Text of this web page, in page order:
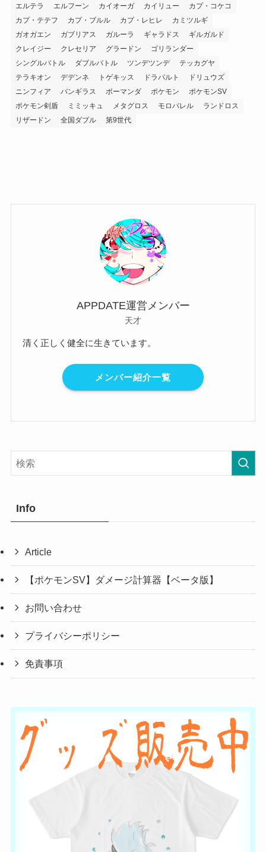
エルテラ
エルフーン カイオーガ カイリュー
カプ・コケコ
カプ・テテフ
カプ・ブルル カプ・レヒレ
カミツルギ
ガオガエン
ガブリアス ガルーラ ギャラドス
ギルガルド
クレイジー
クレセリア グラードン
ゴリランダー
シングルバトル
ダブルバトル ツンデツンデ
テッカグヤ
テラキオン
デデンネ トゲキッス ドラパルト
ドリュウズ
ニンフィア
バンギラス ボーマンダ ポケモン
ポケモンSV
ポケモン剣盾
ミミッキュ メタグロス モロバレル
ランドロス
リザードン
全国ダブル 第9世代
APPDATE運営メンバー
天才
清く正しく健全に生きています。
メンバー紹介一覧
Info
Article
【ポケモンSV】ダメージ計算器【ベータ版】
お問い合わせ
プライバシーポリシー
免責事項